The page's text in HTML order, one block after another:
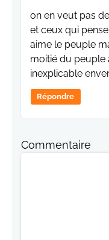
on en veut pas
et ceux qui
aime le peuple
moitié du peuple
inexplicable
Répondre
Commentaire